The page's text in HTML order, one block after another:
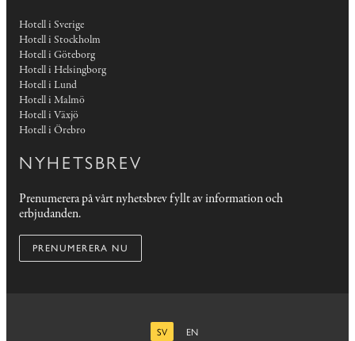
Hotell i Sverige
Hotell i Stockholm
Hotell i Göteborg
Hotell i Helsingborg
Hotell i Lund
Hotell i Malmö
Hotell i Växjö
Hotell i Örebro
NYHETSBREV
Prenumerera på vårt nyhetsbrev fyllt av information och
erbjudanden.
PRENUMERERA NU
SV
EN